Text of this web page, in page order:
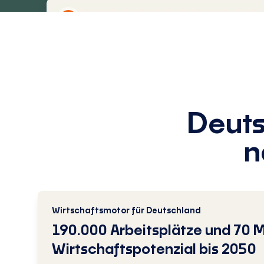
Prozess der Mineralverwitterung beschleunigt,
um CO₂ zu binden.
Wirtschaftsmotor für Deutschland
190.000 Arbeitsplätze und 70
Wirtschaftspotenzial bis 2050